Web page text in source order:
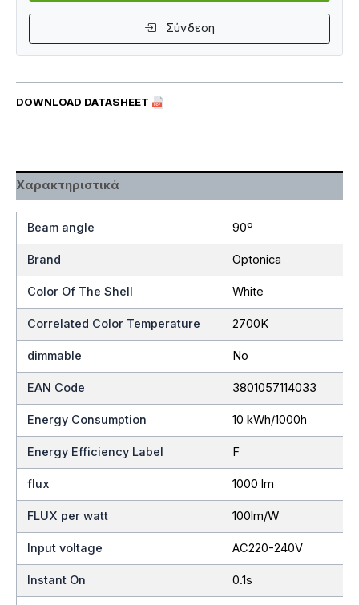
DOWNLOAD DATASHEET
Σύνδεση
Χαρακτηριστικά
Beam angle 90º
Brand Optonica
Color Of The Shell White
Correlated Color Temperature 2700K
dimmable No
EAN Code 3801057114033
Energy Consumption 10 kWh/1000h
Energy Efficiency Label F
flux 1000 lm
FLUX per watt 100lm/W
Input voltage AC220-240V
Instant On 0.1s